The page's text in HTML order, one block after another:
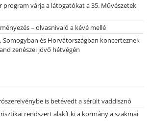
program várja a látogatókat a 35. Művészetek
– olvasnivaló a kévé mellé
Somogyban és Horvátországban koncerteznek
zenészei jövő hétvégén
is betévedt a sérült vaddisznó
rendszert alakít ki a kormány a szakmai